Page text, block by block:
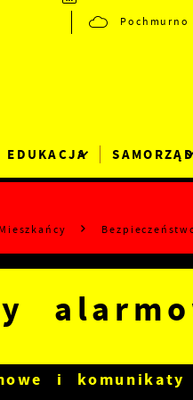
Pochmurno
EDUKACJA
Mieszkańcy
i komunikaty